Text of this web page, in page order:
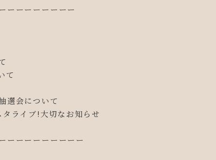
ーーーーーーーー
て
選会について
ライブ!大切なお知らせ
ーーーーーーーーー